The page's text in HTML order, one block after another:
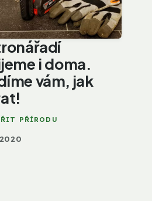
i doma.
vám, jak
PŘÍRODU